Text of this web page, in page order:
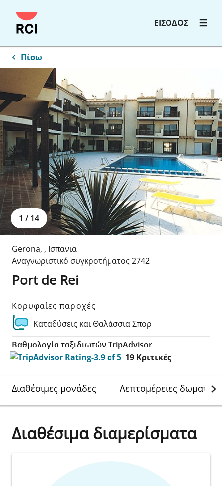
ΕΙΣΟΔΟΣ
Πίσω
1 / 14
Gerona, , Ισπανια
Αναγνωριστικό συγκροτήματος2742
Port de Rei
Κορυφαίες παροχές
Καταδύσεις και Θαλάσσια Σπορ
Βαθμολογία ταξιδιωτών TripAdvisor
19 Κριτικές
Διαθέσιμες μονάδες Λεπτομέρειες δωματίου
Διαθέσιμα διαμερίσματα